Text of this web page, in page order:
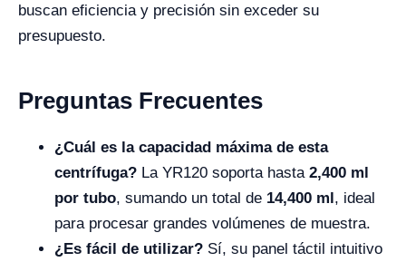
buscan eficiencia y precisión sin exceder su
presupuesto.
Preguntas Frecuentes
¿Cuál es la capacidad máxima de esta
centrífuga? La YR120 soporta hasta 2,400 ml
por tubo, sumando un total de 14,400 ml, ideal
para procesar grandes volúmenes de muestra.
¿Es fácil de utilizar? Sí, su panel táctil intuitivo